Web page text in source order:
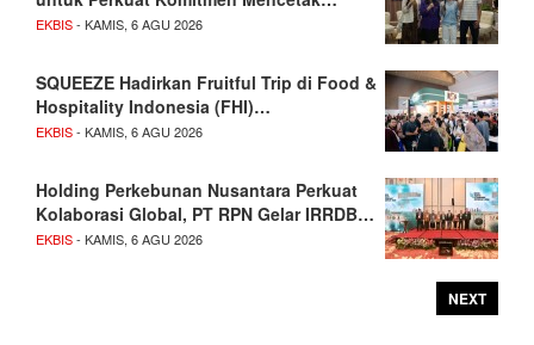
EKBIS- KAMIS, 6 AGU 2026
SQUEEZE Hadirkan Fruitful Trip di Food &
Hospitality Indonesia (FHI)…
EKBIS- KAMIS, 6 AGU 2026
Holding Perkebunan Nusantara Perkuat
Kolaborasi Global, PT RPN Gelar IRRDB…
EKBIS- KAMIS, 6 AGU 2026
NEXT